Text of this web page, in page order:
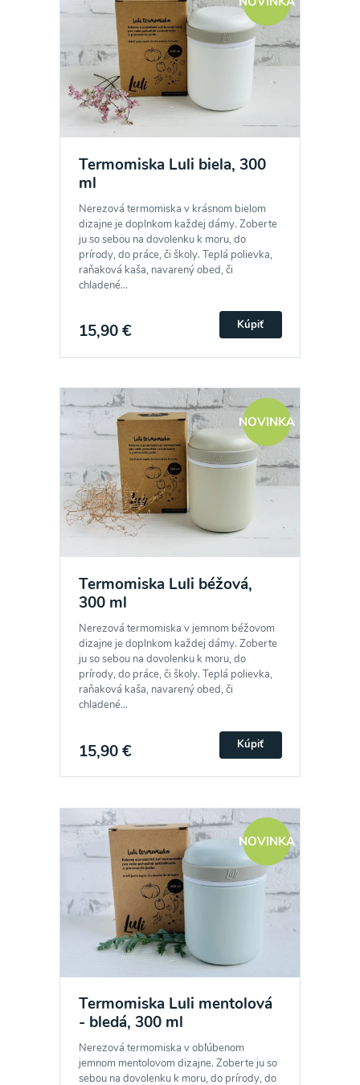
Termomiska Luli biela, 300
ml
Nerezová termomiska v krásnom bielom
dizajne je doplnkom každej dámy. Zoberte
ju so sebou na dovolenku k moru, do
prírody, do práce, či školy. Teplá polievka,
raňaková kaša, navarený obed, či
chladené...
15,90 € Kúpiť
NOVINKA
Termomiska Luli béžová,
300 ml
Nerezová termomiska v jemnom béžovom
dizajne je doplnkom každej dámy. Zoberte
ju so sebou na dovolenku k moru, do
prírody, do práce, či školy. Teplá polievka,
raňaková kaša, navarený obed, či
chladené...
15,90 € Kúpiť
NOVINKA
Termomiska Luli mentolová
- bledá, 300 ml
Nerezová termomiska v obľúbenom
jemnom mentolovom dizajne. Zoberte ju so
sebou na dovolenku k moru, do prírody, do